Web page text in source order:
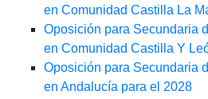
en Comunidad Castilla La
Oposición para Secundaria
en Comunidad Castilla Y
Oposición para Secundaria
en Andalucía para el 2028